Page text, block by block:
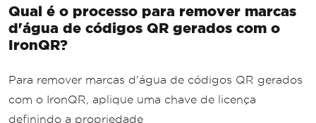
Qual é o processo para remover marcas
d'água de códigos QR gerados com o
IronQR?
Para remover marcas d'água de códigos QR gerados
com o IronQR, aplique uma chave de licença
definindo a propriedade